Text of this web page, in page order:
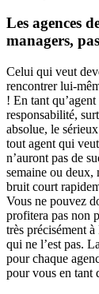
Les agences
managers,
Celui qui veut
rencontrer lui-
! En tant
responsabilité,
absolue, le
tout agent qui
n’auront pas de
semaine ou deux,
bruit court
Vous ne pouvez
profitera pas non
très précisément
qui ne l’est pas.
pour chaque
pour vous en tant